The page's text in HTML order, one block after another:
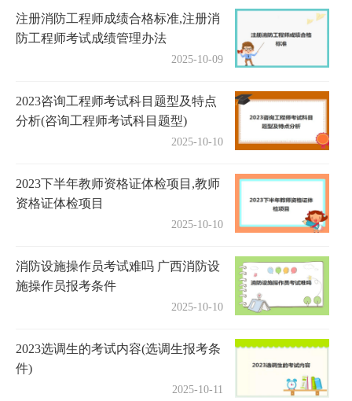
注册消防工程师成绩合格标准,注册消
防工程师考试成绩管理办法
2025-10-09
2023咨询工程师考试科目题型及特点
分析(咨询工程师考试科目题型)
2025-10-10
2023下半年教师资格证体检项目,教师
资格证体检项目
2025-10-10
消防设施操作员考试难吗 广西消防设
施操作员报考条件
2025-10-10
2023选调生的考试内容(选调生报考条
件)
2025-10-11